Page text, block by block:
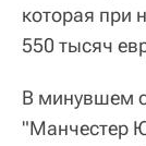
которая при
550 тысяч
В минувшем
"Манчестер